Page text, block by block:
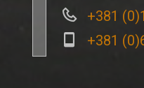
+381
+381